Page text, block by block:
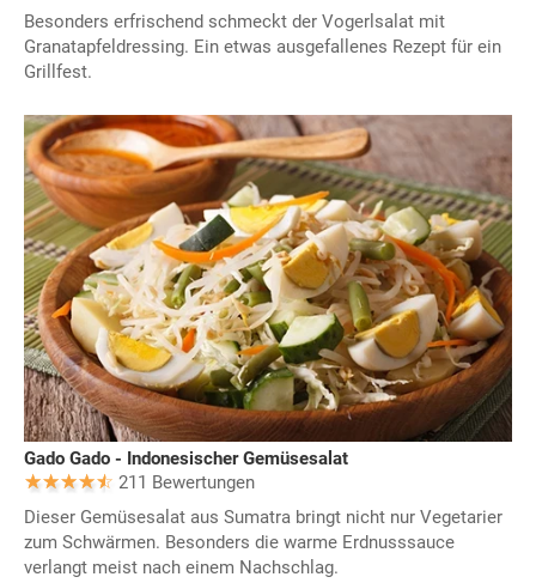
Besonders erfrischend schmeckt der Vogerlsalat mit
Granatapfeldressing. Ein etwas ausgefallenes Rezept für ein
Grillfest.
Gado Gado - Indonesischer Gemüsesalat
211 Bewertungen
Dieser Gemüsesalat aus Sumatra bringt nicht nur Vegetarier
zum Schwärmen. Besonders die warme Erdnusssauce
verlangt meist nach einem Nachschlag.